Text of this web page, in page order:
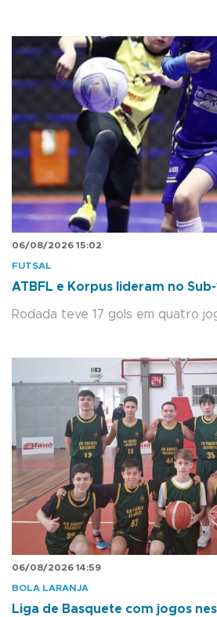
06/08/2026 15:02
FUTSAL
ATBFL e Korpus lideram no Sub-
Rodada teve 17 gols em quatro
06/08/2026 14:59
BOLA LARANJA
Liga de Basquete com jogos